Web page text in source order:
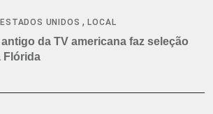
ESTADOS UNIDOS ,LOCAL
da TV americana faz seleção
Flórida